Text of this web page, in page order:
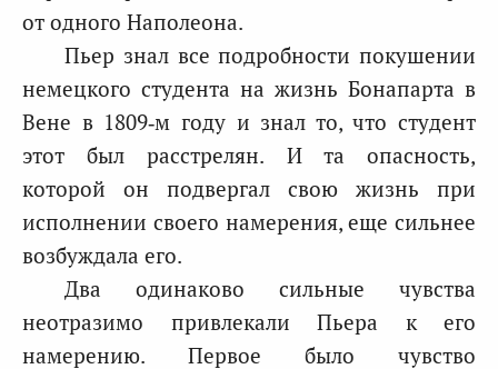
от одного Наполеона.
Пьер знал все подробности покушении
немецкого студента на жизнь Бонапарта в
Вене в 1809‑м году и знал то, что студент
этот был расстрелян. И та опасность,
которой он подвергал свою жизнь при
исполнении своего намерения, еще сильнее
возбуждала его.
Два одинаково сильные чувства
неотразимо привлекали Пьера к его
намерению. Первое было чувство